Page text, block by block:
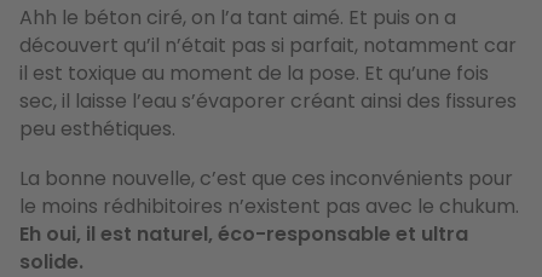
Ahh le béton ciré, on l’a tant aimé. Et puis on a
découvert qu’il n’était pas si parfait, notamment car
il est toxique au moment de la pose. Et qu’une fois
sec, il laisse l’eau s’évaporer créant ainsi des fissures
peu esthétiques.
La bonne nouvelle, c’est que ces inconvénients pour
le moins rédhibitoires n’existent pas avec le chukum.
Eh oui, il est naturel, éco-responsable et ultra
solide.